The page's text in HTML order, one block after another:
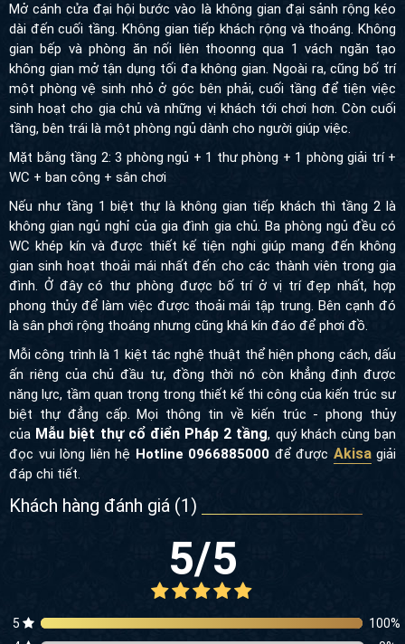
Mở cánh cửa đại hội bước vào là không gian đại sảnh rộng kéo
dài đến cuối tầng. Không gian tiếp khách rộng và thoáng. Không
gian bếp và phòng ăn nối liên thoonng qua 1 vách ngăn tạo
không gian mở tận dụng tối đa không gian. Ngoài ra, cũng bố trí
một phòng vệ sinh nhỏ ở góc bên phải, cuối tầng để tiện việc
sinh hoạt cho gia chủ và những vị khách tới chơi hơn. Còn cuối
tầng, bên trái là một phòng ngủ dành cho người giúp việc.
Mặt bằng tầng 2: 3 phòng ngủ + 1 thư phòng + 1 phòng giải trí +
WC + ban công + sân chơi
Nếu như tầng 1 biệt thự là không gian tiếp khách thì tầng 2 là
không gian ngủ nghỉ của gia đình gia chủ. Ba phòng ngủ đều có
WC khép kín và được thiết kế tiện nghi giúp mang đến không
gian sinh hoạt thoải mái nhất đến cho các thành viên trong gia
đình. Ở đây có thư phòng được bố trí ở vị trí đẹp nhất, hợp
phong thủy để làm việc được thoải mái tập trung. Bên cạnh đó
là sân phơi rộng thoáng nhưng cũng khá kín đáo để phơi đồ.
Mỗi công trình là 1 kiệt tác nghệ thuật thể hiện phong cách, dấu
ấn riêng của chủ đầu tư, đồng thời nó còn khẳng định được
năng lực, tầm quan trọng trong thiết kế thi công của kiến trúc sư
biệt thự đẳng cấp.Mọi thông tin về kiến trúc - phong thủy
của Mẫu biệt thự cổ điển Pháp 2 tầng, quý khách cùng bạn
đọc vui lòng liên hệ Hotline 0966885000 để được Akisagiải
đáp chi tiết.
Khách hàng đánh giá (1)
5/5
5 100%